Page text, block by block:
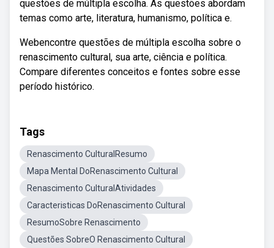
questões de múltipla escolha. As questões abordam
temas como arte, literatura, humanismo, política e.
Webencontre questões de múltipla escolha sobre o
renascimento cultural, sua arte, ciência e política.
Compare diferentes conceitos e fontes sobre esse
período histórico.
Tags
Renascimento CulturalResumo
Mapa Mental DoRenascimento Cultural
Renascimento CulturalAtividades
Caracteristicas DoRenascimento Cultural
ResumoSobre Renascimento
Questões SobreO Renascimento Cultural